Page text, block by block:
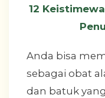
Anda bisa
sebagai obat
dan batuk